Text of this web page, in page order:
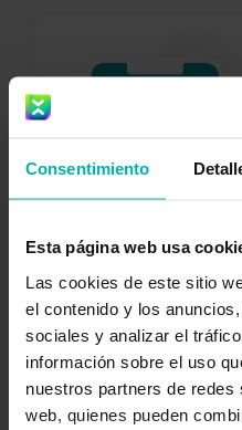
Consentimiento
Esta página web usa
Las cookies de este sitio
el contenido y los
sociales y analizar el
información sobre el uso
nuestros partners de
web, quienes pueden